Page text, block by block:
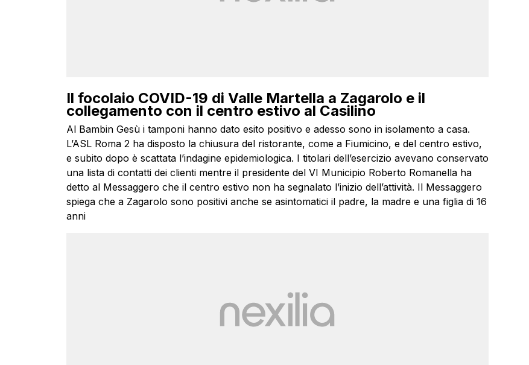
Il focolaio COVID-19 di Valle Martella a Zagarolo e il
collegamento con il centro estivo al Casilino
Al Bambin Gesù i tamponi hanno dato esito positivo e adesso sono in isolamento a casa.
L’ASL Roma 2 ha disposto la chiusura del ristorante, come a Fiumicino, e del centro estivo,
e subito dopo è scattata l’indagine epidemiologica. I titolari dell’esercizio avevano conservato
una lista di contatti dei clienti mentre il presidente del VI Municipio Roberto Romanella ha
detto al Messaggero che il centro estivo non ha segnalato l’inizio dell’attività. Il Messaggero
spiega che a Zagarolo sono positivi anche se asintomatici il padre, la madre e una figlia di 16
anni